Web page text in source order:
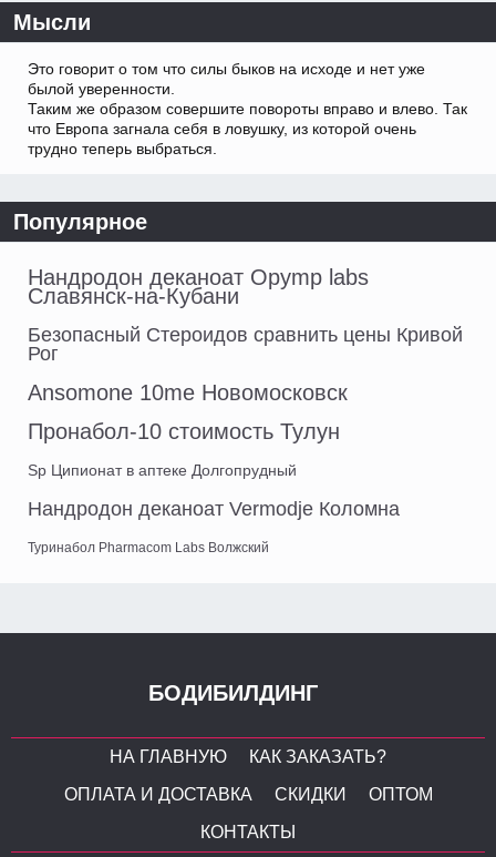
Мысли
Это говорит о том что силы быков на исходе и нет уже
былой уверенности.
Таким же образом совершите повороты вправо и влево. Так
что Европа загнала себя в ловушку, из которой очень
трудно теперь выбраться.
Популярное
Нандродон деканоат Opymp labs
Славянск-на-Кубани
Безопасный Стероидов сравнить цены Кривой
Рог
Ansomone 10me Новомосковск
Пронабол-10 стоимость Тулун
Sp Ципионат в аптеке Долгопрудный
Нандродон деканоат Vermodje Коломна
Туринабол Pharmacom Labs Волжский
БОДИБИЛДИНГ
НА ГЛАВНУЮ
КАК ЗАКАЗАТЬ?
ОПЛАТА И ДОСТАВКА
СКИДКИ
ОПТОМ
КОНТАКТЫ